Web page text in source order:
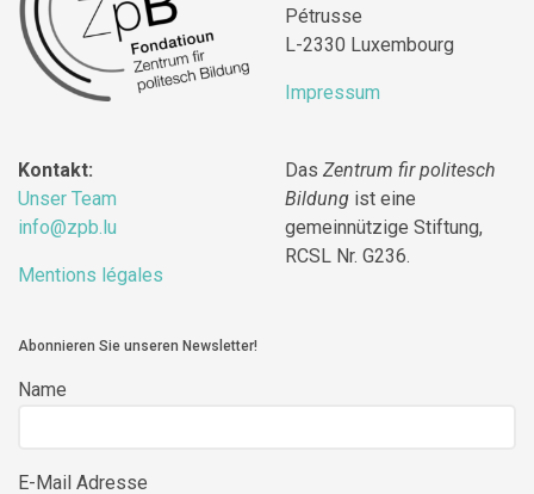
Pétrusse
L-2330 Luxembourg
Impressum
Kontakt:
Unser Team
info@zpb.lu
Mentions légales
Das Zentrum fir politesch
Bildung ist eine
gemeinnützige Stiftung,
RCSL Nr. G236.
Abonnieren Sie unseren Newsletter!
Name
E-Mail Adresse